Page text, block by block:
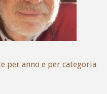
per anno e per categoria